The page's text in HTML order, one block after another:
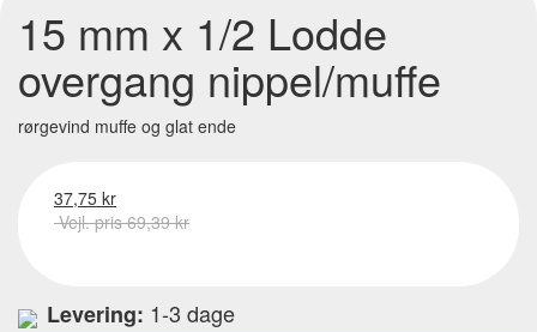
15 mm x 1/2 Lodde
overgang nippel/muffe
rørgevind muffe og glat ende
37,75 kr
Vejl. pris 69,39 kr
Levering: 1-3 dage